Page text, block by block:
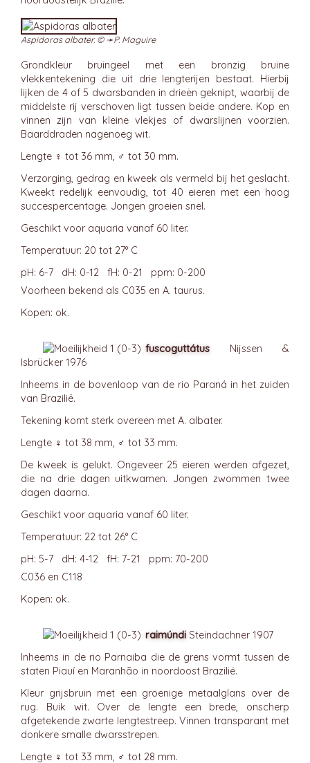
Aspidoras albater. © ➛P. Maguire
Grondkleur bruingeel met een bronzig bruine
vlekkentekening die uit drie lengterijen bestaat. Hierbij
lijken de 4 of 5 dwarsbanden in drieën geknipt, waarbij de
middelste rij verschoven ligt tussen beide andere. Kop en
vinnen zijn van kleine vlekjes of dwarslijnen voorzien.
Baarddraden nagenoeg wit.
Lengte ♀ tot 36 mm, ♂ tot 30 mm.
Verzorging, gedrag en kweek als vermeld bij het geslacht.
Kweekt redelijk eenvoudig, tot 40 eieren met een hoog
succespercentage. Jongen groeien snel.
Geschikt voor aquaria vanaf 60 liter.
Temperatuur: 20 tot 27° C
pH: 6-7 dH: 0-12 fH: 0-21 ppm: 0-200
Voorheen bekend als C035 en A. taurus.
Kopen: ok.
fuscoguttátus Nijssen &
Isbrücker 1976
Inheems in de bovenloop van de rio Paraná in het zuiden
van Brazilië.
Tekening komt sterk overeen met A. albater.
Lengte ♀ tot 38 mm, ♂ tot 33 mm.
De kweek is gelukt. Ongeveer 25 eieren werden afgezet,
die na drie dagen uitkwamen. Jongen zwommen twee
dagen daarna.
Geschikt voor aquaria vanaf 60 liter.
Temperatuur: 22 tot 26° C
pH: 5-7 dH: 4-12 fH: 7-21 ppm: 70-200
C036 en C118
Kopen: ok.
raimúndi Steindachner 1907
Inheems in de rio Parnaiba die de grens vormt tussen de
staten Piauí en Maranhão in noordoost Brazilië.
Kleur grijsbruin met een groenige metaalglans over de
rug. Buik wit. Over de lengte een brede, onscherp
afgetekende zwarte lengtestreep. Vinnen transparant met
donkere smalle dwarsstrepen.
Lengte ♀ tot 33 mm, ♂ tot 28 mm.